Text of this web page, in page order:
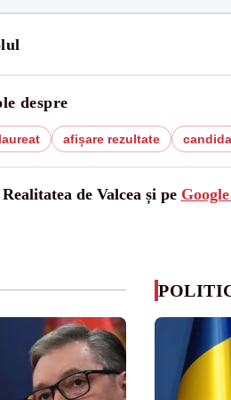
despre
afișare rezultate
de Valcea și pe